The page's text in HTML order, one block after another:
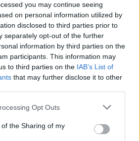
you may continue seeing
on personal information utilized by
disclosed to third parties prior to
separately opt-out of the further
information by third parties on the
participants. This information may
to third parties on the IAB’s List of
that may further disclose it to other
Opt Outs
the Sharing of my
de Cine LGTBIQ+ reafirma su
diversidad y la cultura como
Fuerteventura.
la
culturafuerteventura.es/wp-
LGTBIQ-DE-FUERTEVENTURA-